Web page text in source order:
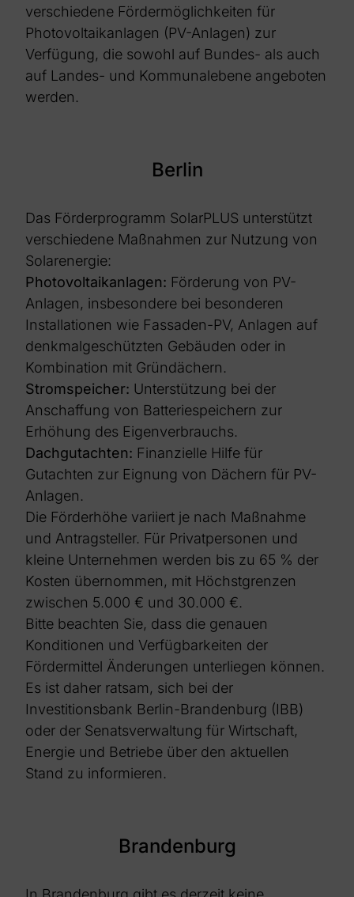
verschiedene Fördermöglichkeiten für
Photovoltaikanlagen (PV-Anlagen) zur
Verfügung, die sowohl auf Bundes- als auch
auf Landes- und Kommunalebene angeboten
werden.
Berlin
Das Förderprogramm SolarPLUS unterstützt
verschiedene Maßnahmen zur Nutzung von
Solarenergie:
Photovoltaikanlagen: Förderung von PV-
Anlagen, insbesondere bei besonderen
Installationen wie Fassaden-PV, Anlagen auf
denkmalgeschützten Gebäuden oder in
Kombination mit Gründächern.
Stromspeicher: Unterstützung bei der
Anschaffung von Batteriespeichern zur
Erhöhung des Eigenverbrauchs.
Dachgutachten: Finanzielle Hilfe für
Gutachten zur Eignung von Dächern für PV-
Anlagen.
Die Förderhöhe variiert je nach Maßnahme
und Antragsteller. Für Privatpersonen und
kleine Unternehmen werden bis zu 65 % der
Kosten übernommen, mit Höchstgrenzen
zwischen 5.000 € und 30.000 €.
Bitte beachten Sie, dass die genauen
Konditionen und Verfügbarkeiten der
Fördermittel Änderungen unterliegen können.
Es ist daher ratsam, sich bei der
Investitionsbank Berlin-Brandenburg (IBB)
oder der Senatsverwaltung für Wirtschaft,
Energie und Betriebe über den aktuellen
Stand zu informieren.
Brandenburg